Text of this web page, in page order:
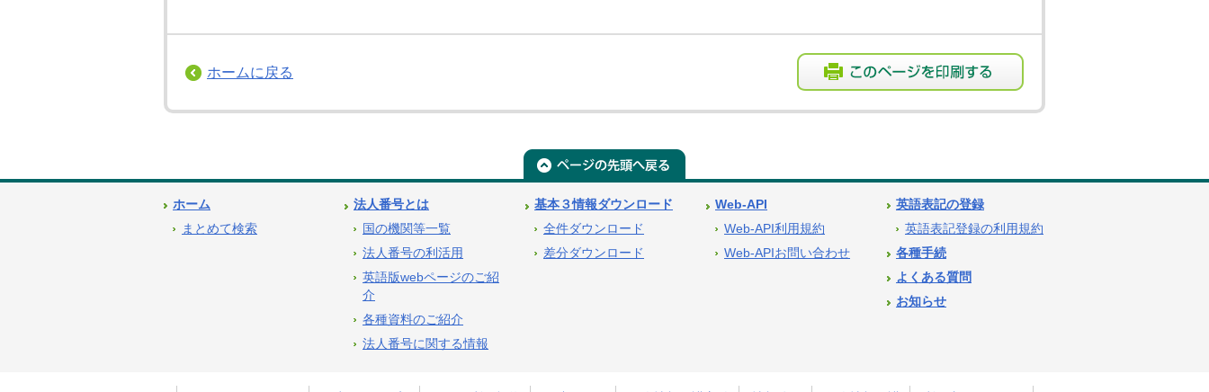
ホームに戻る
ホーム
まとめて検索
法人番号とは
国の機関等一覧
法人番号の利活用
英語版webページのご紹
介
各種資料のご紹介
法人番号に関する情報
基本３情報ダウンロード
全件ダウンロード
差分ダウンロード
Web-API
Web-API利用規約
Web-APIお問い合わせ
英語表記の登録
英語表記登録の利用規約
各種手続
よくある質問
お知らせ